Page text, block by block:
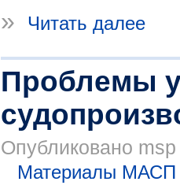
» Читать далее
Проблемы
Опубликовано
Материалы МАСП